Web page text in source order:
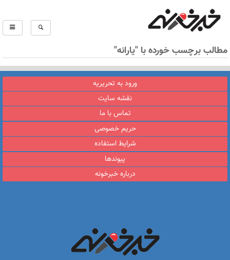
مطالب برچسب خورده با "یارانه‌"
ورود به تحریریه
نقشه سایت
تماس با ما
حریم خصوصی
شرایط استفاده
پیوندها
درباره خبرخونه